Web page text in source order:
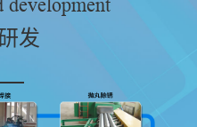
development
发